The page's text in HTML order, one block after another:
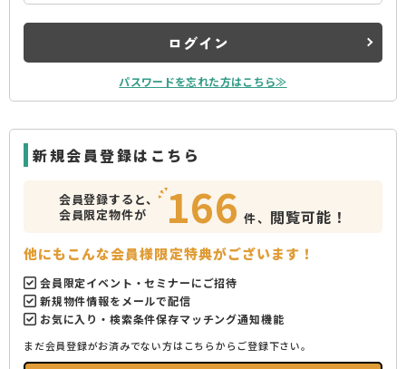
ログイン
パスワードを忘れた方はこちら≫
新規会員登録はこちら
会員登録すると、
会員限定物件が
166 件、 閲覧可能！
他にもこんな会員様限定特典がございます！
会員限定イベント・セミナーにご招待
新規物件情報をメールで配信
お気に入り・検索条件保存マッチング通知機能
まだ会員登録がお済みでない方はこちらからご登録下さい。